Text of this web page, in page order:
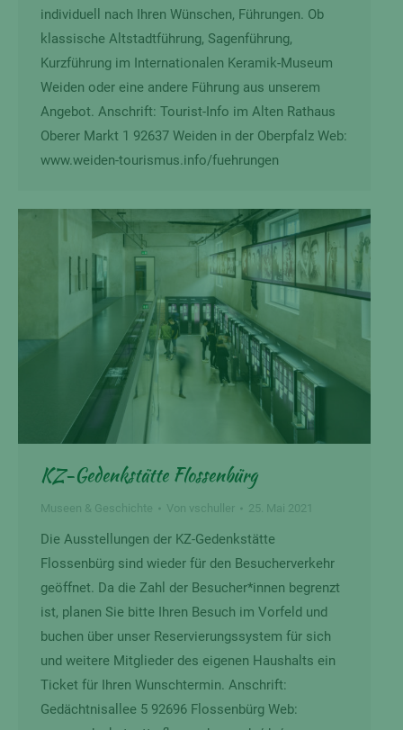
individuell nach Ihren Wünschen, Führungen. Ob
klassische Altstadtführung, Sagenführung,
Kurzführung im Internationalen Keramik-Museum
Weiden oder eine andere Führung aus unserem
Angebot. Anschrift: Tourist-Info im Alten Rathaus
Oberer Markt 1 92637 Weiden in der Oberpfalz Web:
www.weiden-tourismus.info/fuehrungen
KZ-Gedenkstätte Flossenbürg
Museen & Geschichte Von vschuller 25. Mai 2021
Die Ausstellungen der KZ-Gedenkstätte
Flossenbürg sind wieder für den Besucherverkehr
geöffnet. Da die Zahl der Besucher*innen begrenzt
ist, planen Sie bitte Ihren Besuch im Vorfeld und
buchen über unser Reservierungssystem für sich
und weitere Mitglieder des eigenen Haushalts ein
Ticket für Ihren Wunschtermin. Anschrift:
Gedächtnisallee 5 92696 Flossenbürg Web: